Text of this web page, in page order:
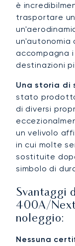
è
trasportare
un'autonomia
accompagna
destinazioni
Una storia di
stato
di diversi
un velivolo
in cui molte
sostituite
simbolo di
Svantaggi
400A/
noleggio:
Nessuna